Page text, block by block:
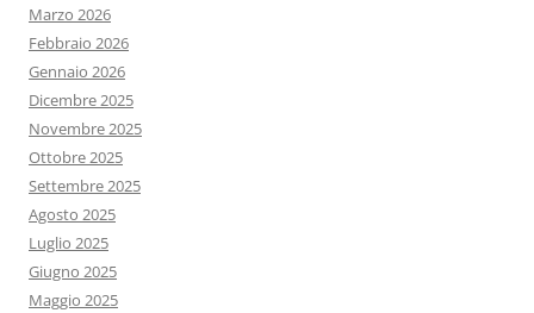
Marzo 2026
Febbraio 2026
Gennaio 2026
Dicembre 2025
Novembre 2025
Ottobre 2025
Settembre 2025
Agosto 2025
Luglio 2025
Giugno 2025
Maggio 2025